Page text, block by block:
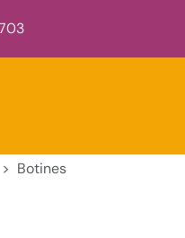
Botines